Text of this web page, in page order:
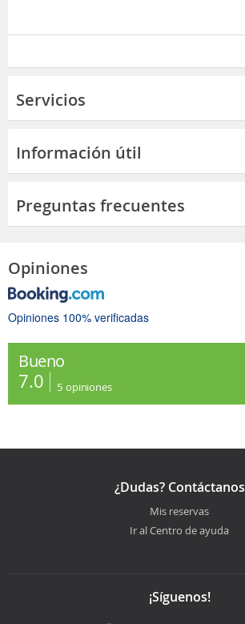
Servicios
Información útil
Preguntas frecuentes
Opiniones
Opiniones 100% verificadas
Bueno
7.0 5 opiniones
¿Dudas? Contáctanos
Mis reservas
Ir al Centro de ayuda
¡Síguenos!